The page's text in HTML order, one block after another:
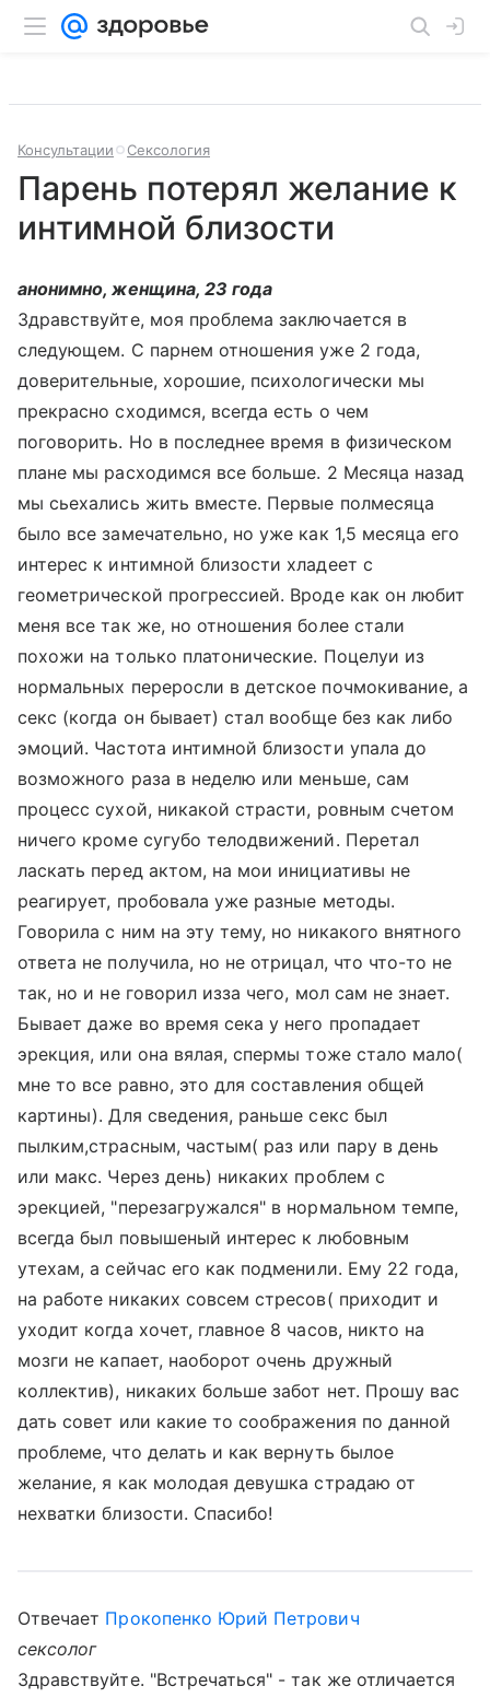
Консультации Сексология
Парень потерял желание к
интимной близости
анонимно, женщина, 23 года
Здравствуйте, моя проблема заключается в
следующем. С парнем отношения уже 2 года,
доверительные, хорошие, психологически мы
прекрасно сходимся, всегда есть о чем
поговорить. Но в последнее время в физическом
плане мы расходимся все больше. 2 Месяца назад
мы сьехались жить вместе. Первые полмесяца
было все замечательно, но уже как 1,5 месяца его
интерес к интимной близости хладеет с
геометрической прогрессией. Вроде как он любит
меня все так же, но отношения более стали
похожи на только платонические. Поцелуи из
нормальных переросли в детское почмокивание, а
секс (когда он бывает) стал вообще без как либо
эмоций. Частота интимной близости упала до
возможного раза в неделю или меньше, сам
процесс сухой, никакой страсти, ровным счетом
ничего кроме сугубо телодвижений. Перетал
ласкать перед актом, на мои инициативы не
реагирует, пробовала уже разные методы.
Говорила с ним на эту тему, но никакого внятного
ответа не получила, но не отрицал, что что-то не
так, но и не говорил изза чего, мол сам не знает.
Бывает даже во время сека у него пропадает
эрекция, или она вялая, спермы тоже стало мало(
мне то все равно, это для составления общей
картины). Для сведения, раньше секс был
пылким,страсным, частым( раз или пару в день
или макс. Через день) никаких проблем с
эрекцией, "перезагружался" в нормальном темпе,
всегда был повышеный интерес к любовным
утехам, а сейчас его как подменили. Ему 22 года,
на работе никаких совсем стресов( приходит и
уходит когда хочет, главное 8 часов, никто на
мозги не капает, наоборот очень дружный
коллектив), никаких больше забот нет. Прошу вас
дать совет или какие то соображения по данной
проблеме, что делать и как вернуть былое
желание, я как молодая девушка страдаю от
нехватки близости. Спасибо!
Отвечает Прокопенко Юрий Петрович
сексолог
Здравствуйте. "Встречаться" - так же отличается